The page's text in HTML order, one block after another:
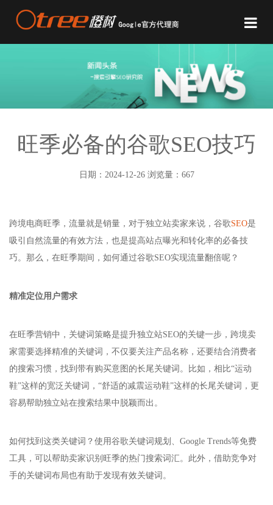
旺季必备的谷歌SEO技巧
日期：2024-12-26 浏览量：667
跨境电商旺季，流量就是销量，对于独立站卖家来说，谷歌SEO是
吸引自然流量的有效方法，也是提高站点曝光和转化率的必备技
巧。那么，在旺季期间，如何通过谷歌SEO实现流量翻倍呢？
精准定位用户需求
在旺季营销中，关键词策略是提升独立站SEO的关键一步，跨境卖
家需要选择精准的关键词，不仅要关注产品名称，还要结合消费者
的搜索习惯，找到带有购买意图的长尾关键词。比如，相比“运动
鞋”这样的宽泛关键词，“舒适的减震运动鞋”这样的长尾关键词，更
容易帮助独立站在搜索结果中脱颖而出。
如何找到这类关键词？使用谷歌关键词规划、Google Trends等免费
工具，可以帮助卖家识别旺季的热门搜索词汇。此外，借助竞争对
手的关键词布局也有助于发现有效关键词。